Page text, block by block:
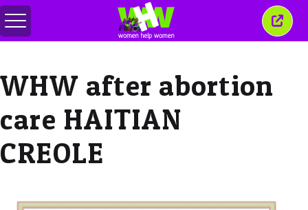
Alihkan
menu
WHW after abortion
care HAITIAN
CREOLE